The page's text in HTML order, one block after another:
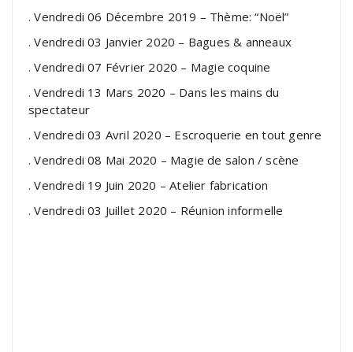
. Vendredi 06 Décembre 2019 – Thème: “Noël”
. Vendredi 03 Janvier 2020 – Bagues & anneaux
. Vendredi 07 Février 2020 – Magie coquine
. Vendredi 13 Mars 2020 – Dans les mains du
spectateur
. Vendredi 03 Avril 2020 – Escroquerie en tout genre
. Vendredi 08 Mai 2020 – Magie de salon / scène
. Vendredi 19 Juin 2020 – Atelier fabrication
. Vendredi 03 Juillet 2020 – Réunion informelle